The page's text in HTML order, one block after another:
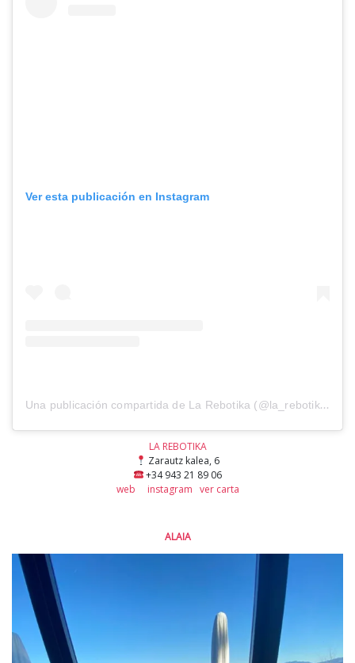
Ver esta publicación en Instagram
Una publicación compartida de La Rebotika (@la_rebotika)
LA REBOTIKA
Zarautz kalea, 6
+34 943 21 89 06
web
instagram ver carta
ALAIA